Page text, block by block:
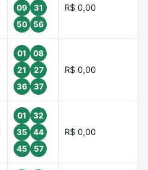
09
31
50
56
R$ 0,00
01
08
21
27
36
37
R$ 0,00
01
32
35
44
45
57
R$ 0,00